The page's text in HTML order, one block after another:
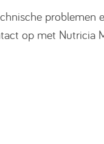
op met Nutricia